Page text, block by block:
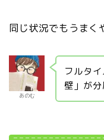
同じ状況でもうまく
あのむ
フルタ
壁」が分